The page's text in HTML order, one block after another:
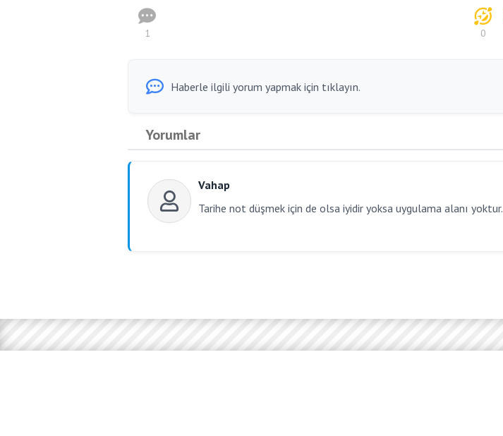
1 0
Haberle ilgili yorum yapmak için tıklayın.
Yorumlar
Vahap
Tarihe not düşmek için de olsa iyidir yoksa uygulama alanı yoktur.